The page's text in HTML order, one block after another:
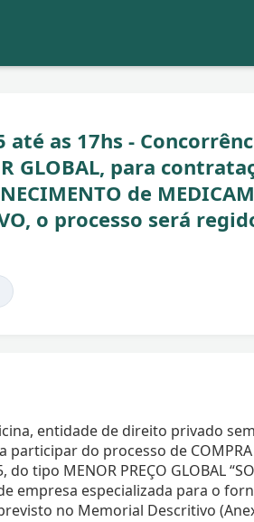
as 17hs -
GLOBAL, para
de
o processo será
entidade de direito privado
participar do processo de COMPRA
do tipo MENOR PREÇO GLOBAL
empresa especializada para o
no Memorial Descritivo